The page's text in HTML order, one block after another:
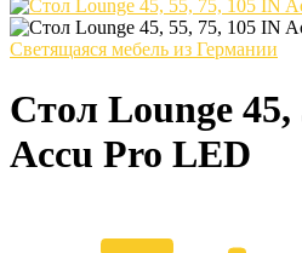
Светящаяся мебель из Германии
Стол Lounge 45,
Accu Pro LED